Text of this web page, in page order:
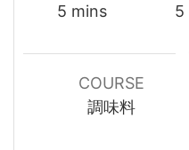
5 minutes
mins
5
COURSE
調味料